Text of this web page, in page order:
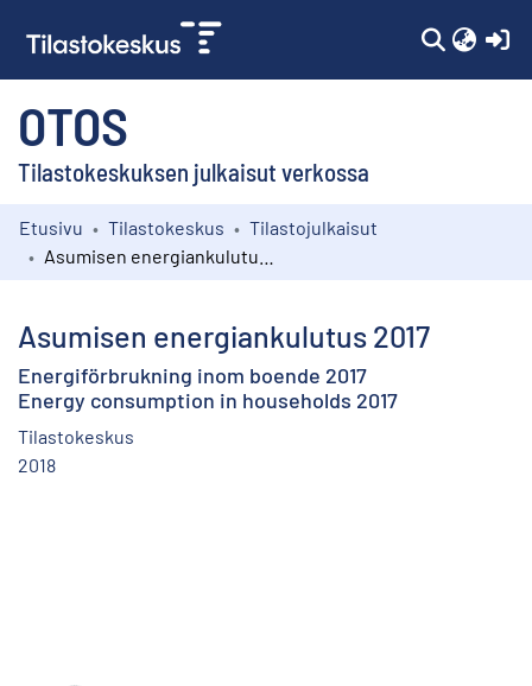
OTOS
Tilastokeskuksen julkaisut verkossa
Kokoelmat
Etusivu Tilastokeskus
Tilastojulkaisut
Asumisen energiankulutus 2017
Energiförbrukning inom boende 2017
Energy consumption in households 2017
Tilastokeskus
2018